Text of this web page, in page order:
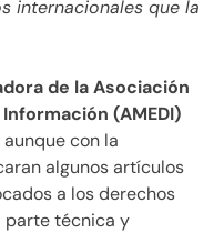
internacionales que la
de la Asociación
(AMEDI)
con la
algunos artículos
a los derechos
parte técnica y